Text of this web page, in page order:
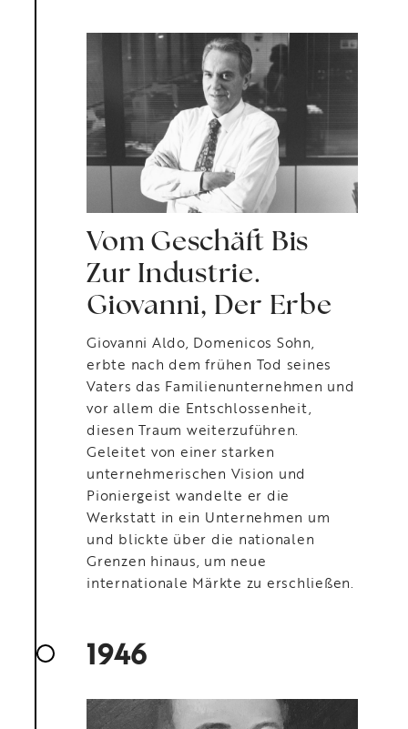
Vom Geschäft Bis
Zur Industrie.
Giovanni, Der Erbe
Giovanni Aldo, Domenicos Sohn,
erbte nach dem frühen Tod seines
Vaters das Familienunternehmen und
vor allem die Entschlossenheit,
diesen Traum weiterzuführen.
Geleitet von einer starken
unternehmerischen Vision und
Pioniergeist wandelte er die
Werkstatt in ein Unternehmen um
und blickte über die nationalen
Grenzen hinaus, um neue
internationale Märkte zu erschließen.
1946